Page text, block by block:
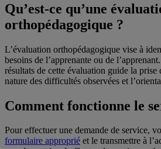
Qu’est-ce qu’une
orthopédagogique ?
L’évaluation orthopédagogique vise à
besoins de l’apprenante ou de
résultats de cette évaluation guide la prise
nature des difficultés observées et
Comment fonctionne le
Pour effectuer une demande de service,
formulaire approprié et le transmettre à